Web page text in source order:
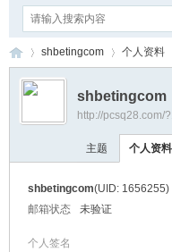
›
shbetingcom 个人资料
shbetingcom
http://pcsq28.com/
主题 个人资料
shbetingcom(UID: 1656255)
邮箱状态
未验证
个人签名